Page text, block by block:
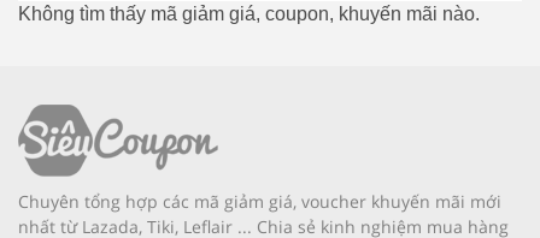
Không tìm thấy mã giảm giá, coupon, khuyến mãi nào.
Chuyên tổng hợp các mã giảm giá, voucher khuyến mãi mới
nhất từ Lazada, Tiki, Leflair ... Chia sẻ kinh nghiệm mua hàng